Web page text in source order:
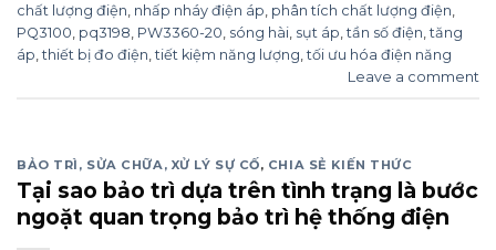
chất lượng điện nhấp nháy điện áp phân tích chất lượng điện
PQ3100 pq3198 PW3360-20 sóng hài sụt áp ,tần số điện ,tăng
áp ,thiết bị đo điện ,tiết kiệm năng lượng ,tối ưu hóa điện năng
Leave a comment
BẢO TRÌ, SỬA CHỮA, XỬ LÝ SỰ CỐ, CHIA SẺ KIẾN THỨC
Tại sao bảo trì dựa trên tình trạng là bước
ngoặt quan trọng bảo trì hệ thống điện